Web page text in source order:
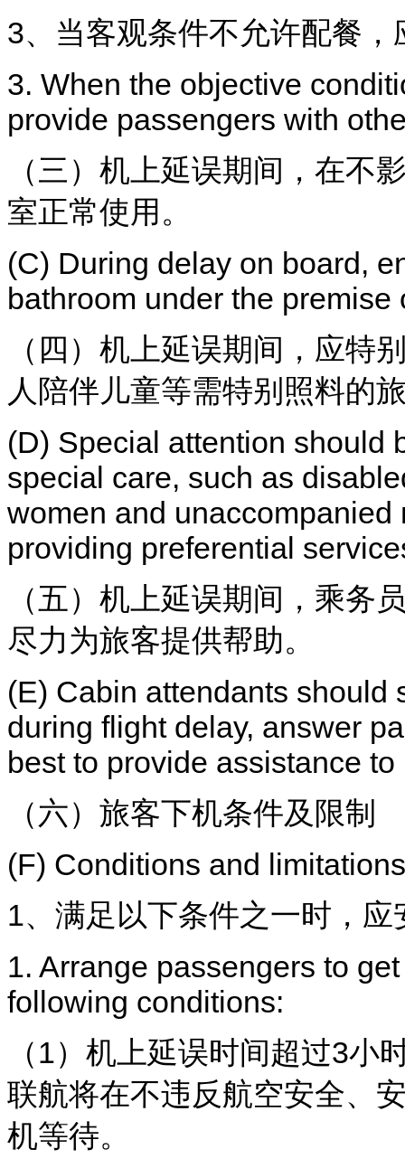
3、当客观条件不允许配餐
3. When the objective
provide passengers with
（三）机上延误期间，在不
室正常使用。
(C) During delay on board,
bathroom under the
（四）机上延误期间，应特
人陪伴儿童等需特别照料的
(D) Special attention should
special care, such as
women and
providing preferential
（五）机上延误期间，乘务
尽力为旅客提供帮助。
(E) Cabin attendants should
during flight delay, answer
best to provide assistance
（六）旅客下机条件及限制
(F) Conditions and
1、满足以下条件之一时，
1. Arrange passengers to
following conditions:
（1）机上延误时间超过3小
联航将在不违反航空安全、
机等待。